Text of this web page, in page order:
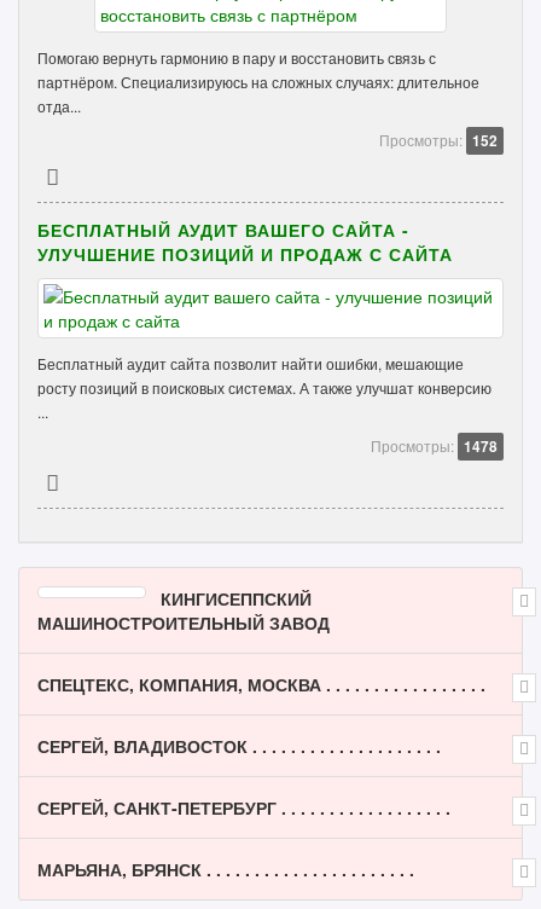
Помогаю вернуть гармонию в пару и восстановить связь с
партнёром. Специализируюсь на сложных случаях: длительное
отда...
Просмотры: 152
БЕСПЛАТНЫЙ АУДИТ ВАШЕГО САЙТА -
УЛУЧШЕНИЕ ПОЗИЦИЙ И ПРОДАЖ С САЙТА
Бесплатный аудит сайта позволит найти ошибки, мешающие
росту позиций в поисковых системах. А также улучшат конверсию
...
Просмотры: 1478
КИНГИСЕППСКИЙ
МАШИНОСТРОИТЕЛЬНЫЙ ЗАВОД
СПЕЦТЕКС, КОМПАНИЯ, МОСКВА . . . . . . . . . . . . . . . . .
СЕРГЕЙ, ВЛАДИВОСТОК . . . . . . . . . . . . . . . . . . . .
СЕРГЕЙ, САНКТ-ПЕТЕРБУРГ . . . . . . . . . . . . . . . . . .
МАРЬЯНА, БРЯНСК . . . . . . . . . . . . . . . . . . . . . .